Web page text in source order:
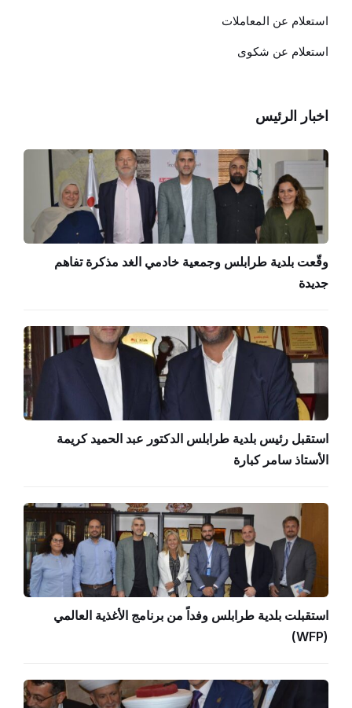
استعلام عن المعاملات
استعلام عن شكوى
اخبار الرئيس
وقّعت بلدية طرابلس وجمعية خادمي الغد مذكرة تفاهم
جديدة
استقبل رئيس بلدية طرابلس الدكتور عبد الحميد كريمة
الأستاذ سامر كبارة
استقبلت بلدية طرابلس وفداً من برنامج الأغذية العالمي
(WFP)